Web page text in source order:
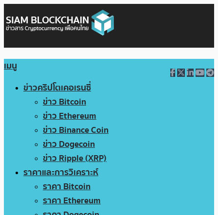
เมนู
ข่าวคริปโตเคอเรนซี่
ข่าว Bitcoin
ข่าว Ethereum
ข่าว Binance Coin
ข่าว Dogecoin
ข่าว Ripple (XRP)
ราคาและการวิเคราะห์
ราคา Bitcoin
ราคา Ethereum